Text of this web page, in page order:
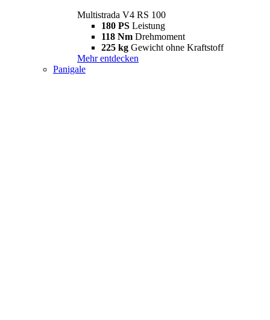
Multistrada V4 RS 100
180 PS Leistung
118 Nm Drehmoment
225 kg Gewicht ohne Kraftstoff
Mehr entdecken
Panigale